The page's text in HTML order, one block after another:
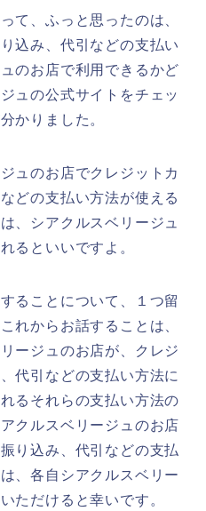
て、ふっと思ったのは、
込み、代引などの支払い
のお店で利用できるかど
ュの公式サイトをチェッ
かりました。
ュのお店でクレジットカ
どの支払い方法が使える
、シアクルスベリージュ
るといいですよ。
ることについて、１つ留
れからお話することは、
ージュのお店が、クレジ
代引などの支払い方法に
るそれらの支払い方法の
クルスベリージュのお店
り込み、代引などの支払
、各自シアクルスベリー
ただけると幸いです。